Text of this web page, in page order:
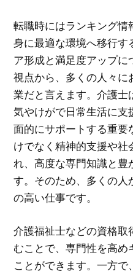
転職時にはランキング情
身に最適な環境へ移行す
ア形成と満足度アップに
視点から、多くの人々
業だと言えます。介護士
気やけがで日常生活に支
面的にサポートする重
けでなく精神的支援や社
れ、高度な専門知識と豊
す。そのため、多くの人
の高い仕事です。
介護福祉士などの資格取
むことで、専門性を高め
ことができます。一方